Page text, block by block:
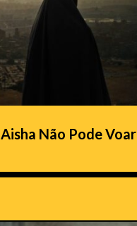
Aisha Não Pode Voar